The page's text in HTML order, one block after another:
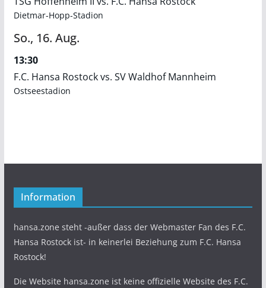
Dietmar-Hopp-Stadion
So., 16. Aug.
13:30
F.C. Hansa Rostock vs. SV Waldhof Mannheim
Ostseestadion
Information
hansa.zone steht -außer dass der Webmaster Fan des F.C.
Hansa Rostock ist- in keinerlei Beziehung zum F.C. Hansa
Rostock!
Die Website hansa.zone ist keine offizielle Website des F.C.